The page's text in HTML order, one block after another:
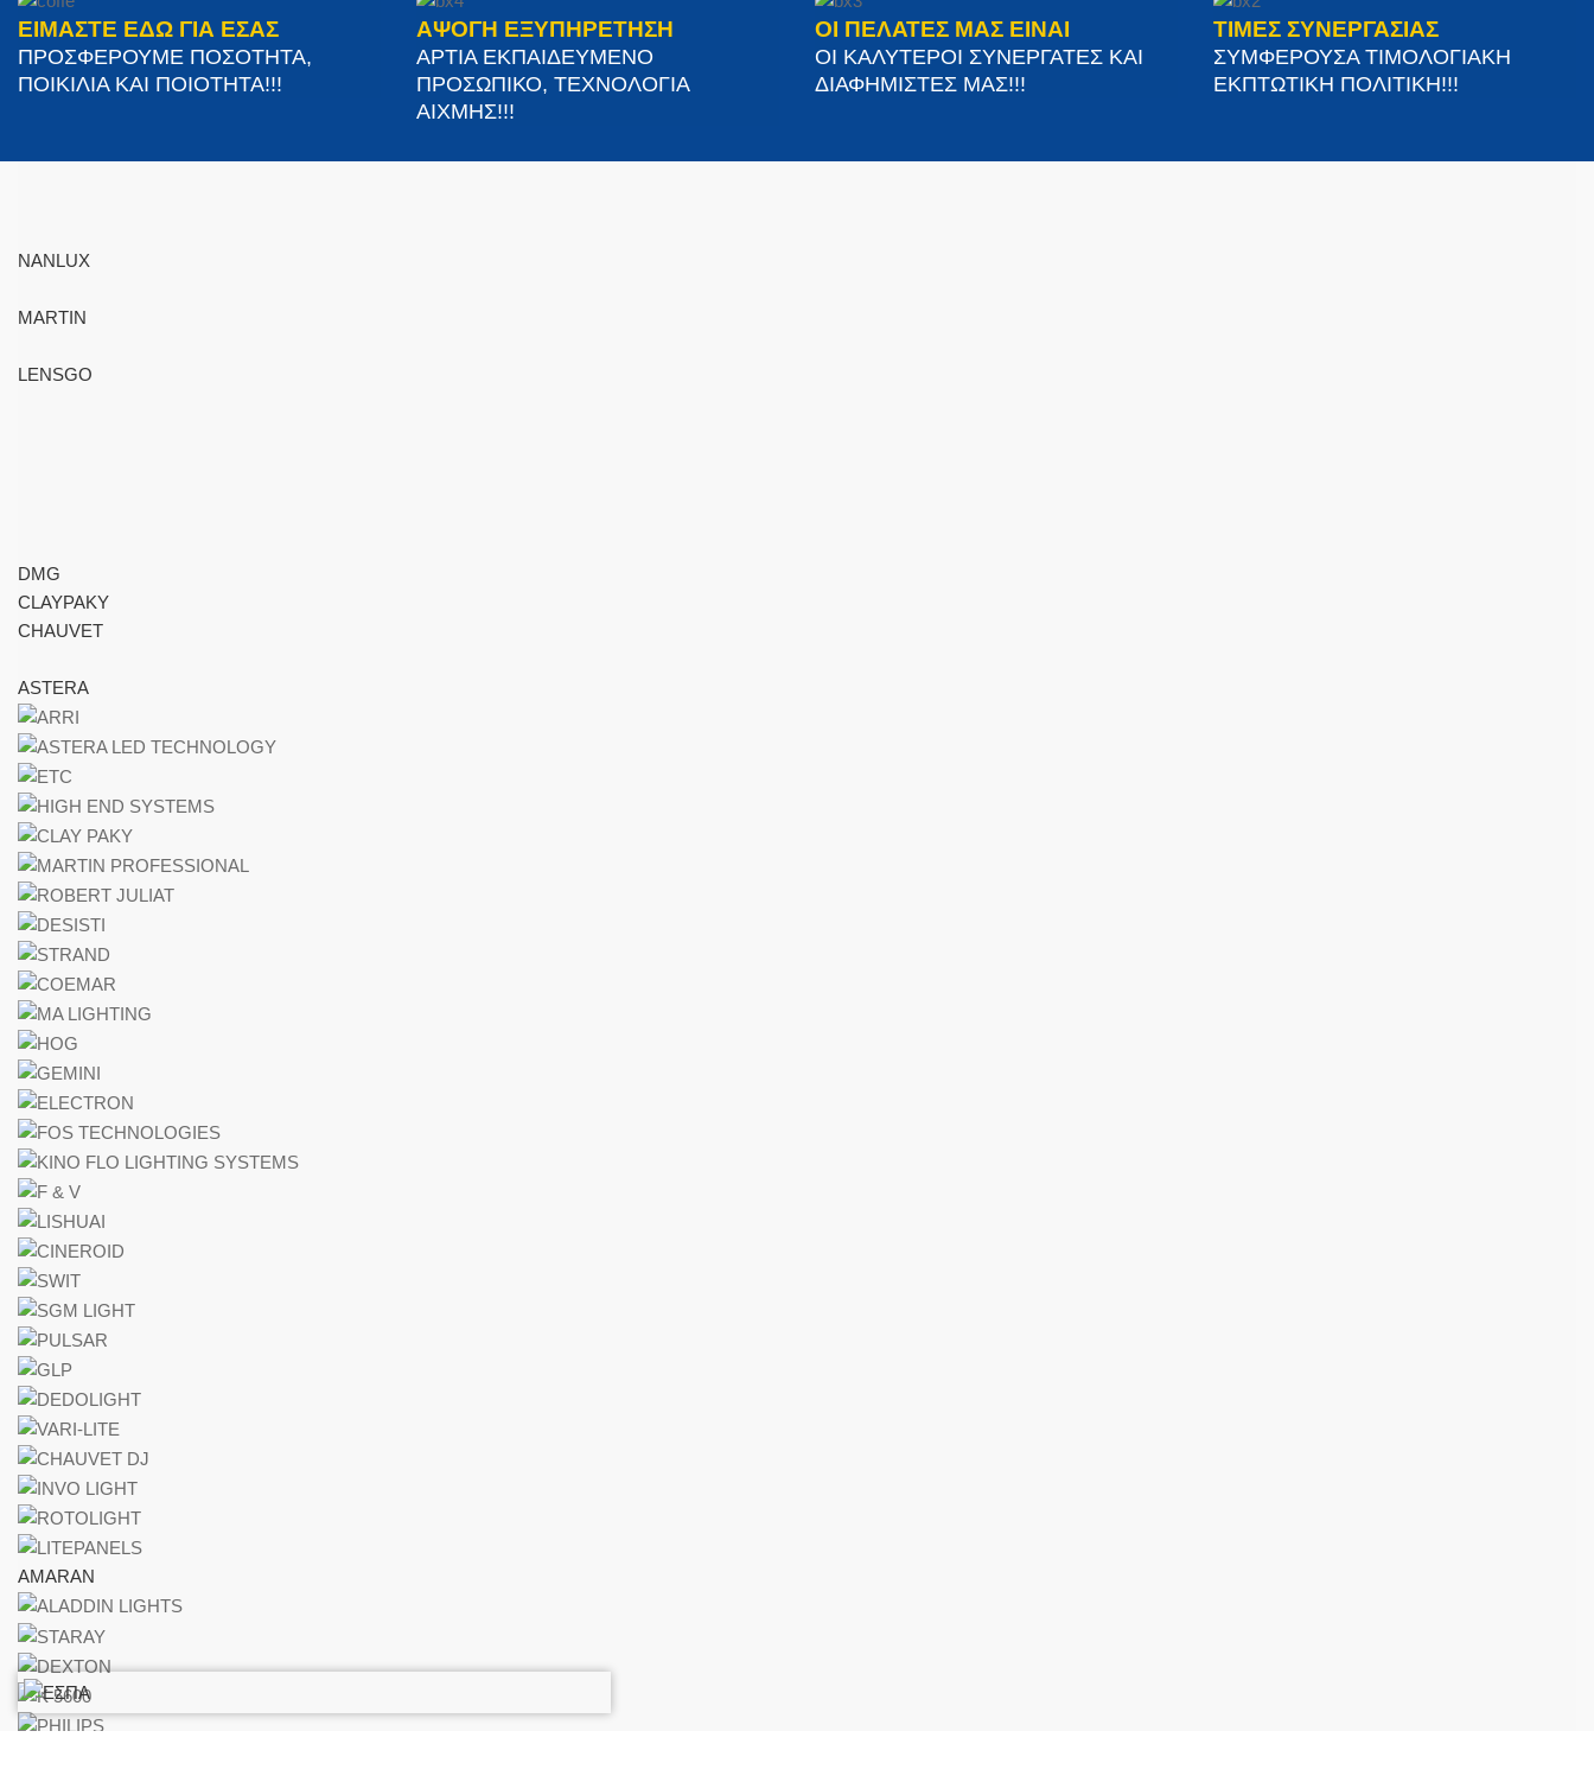
ΕΙΜΑΣΤΕ ΕΔΩ ΓΙΑ ΕΣΑΣ
ΠΡΟΣΦΕΡΟΥΜΕ ΠΟΣΟΤΗΤΑ,
ΠΟΙΚΙΛΙΑ ΚΑΙ ΠΟΙΟΤΗΤΑ!!!
ΑΨΟΓΗ ΕΞΥΠΗΡΕΤΗΣΗ
ΑΡΤΙΑ ΕΚΠΑΙΔΕΥΜΕΝΟ
ΠΡΟΣΩΠΙΚΟ, ΤΕΧΝΟΛΟΓΙΑ
ΑΙΧΜΗΣ!!!
ΟΙ ΠΕΛΑΤΕΣ ΜΑΣ ΕΙΝΑΙ
ΟΙ ΚΑΛΥΤΕΡΟΙ ΣΥΝΕΡΓΑΤΕΣ ΚΑΙ
ΔΙΑΦΗΜΙΣΤΕΣ ΜΑΣ!!!
ΤΙΜΕΣ ΣΥΝΕΡΓΑΣΙΑΣ
ΣΥΜΦΕΡΟΥΣΑ ΤΙΜΟΛΟΓΙΑΚΗ
ΕΚΠΤΩΤΙΚΗ ΠΟΛΙΤΙΚΗ!!!
NANLUX
MARTIN
LENSGO
DMG
CLAYPAKY
CHAUVET
ASTERA
AMARAN